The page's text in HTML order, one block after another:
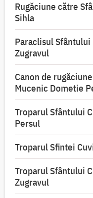
Rugăciune către
Sihla
Paraclisul
Zugravul
Canon de
Mucenic Dometie
Troparul Sfântului
Persul
Troparul Sfintei
Troparul Sfântului
Zugravul